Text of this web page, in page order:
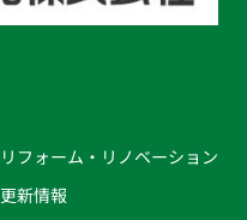
リフォーム・リノベーション
更新情報